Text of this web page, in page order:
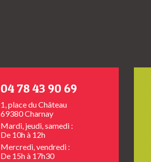
04 78 43 90 69
1, place du Château
69380 Charnay
Mardi, jeudi, samedi :
De 10h à 12h
Mercredi, vendredi :
De 15h à 17h30